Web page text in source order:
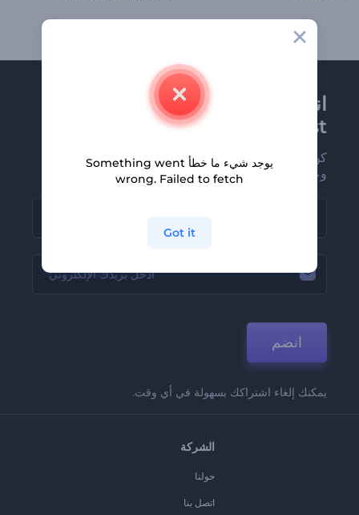
انضم إلى نشرة
Renderforest الإخبارية
كن من بين أوائل من يستلمون أحدث أخبارنا
وعروضنا
انضم
يمكنك إلغاء اشتراكك بسهولة في أي وقت.
الشركة
حولنا
اتصل بنا
يوجد شيء ما خطأ Something went
wrong. Failed to fetch
Got it